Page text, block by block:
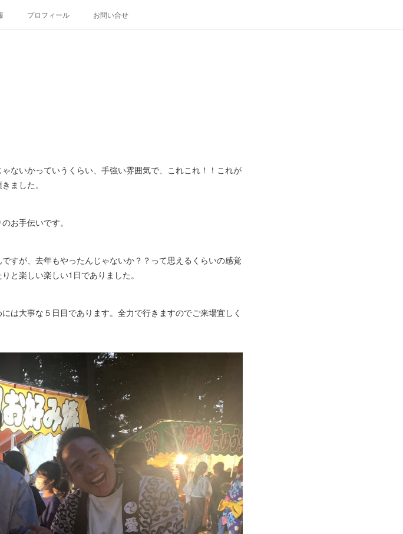
プロフィール お問い合せ
ないかっていうくらい、手強い雰囲気で、これこれ！！これが
ました。
お手伝いです。
すが、去年もやったんじゃないか？？って思えるくらいの感覚
と楽しい楽しい1日でありました。
は大事な５日目であります。全力で行きますのでご来場宜しく